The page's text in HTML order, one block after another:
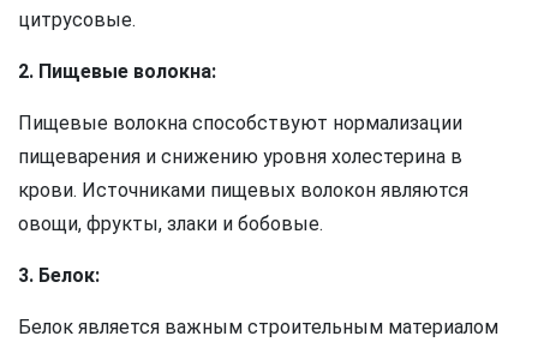
цитрусовые.
2. Пищевые волокна:
Пищевые волокна способствуют нормализации
пищеварения и снижению уровня холестерина в
крови. Источниками пищевых волокон являются
овощи, фрукты, злаки и бобовые.
3. Белок:
Белок является важным строительным материалом